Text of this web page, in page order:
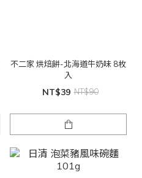
不二家 烘焙餅-北海道牛奶味 8枚
入
NT$39 NT$90